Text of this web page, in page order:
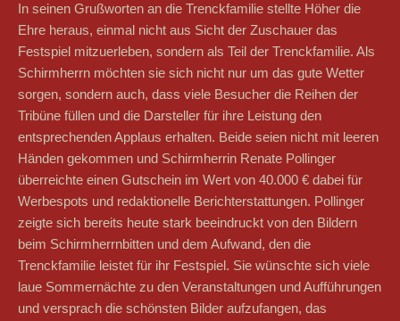
In seinen Grußworten an die Trenckfamilie stellte Höher die
Ehre heraus, einmal nicht aus Sicht der Zuschauer das
Festspiel mitzuerleben, sondern als Teil der Trenckfamilie. Als
Schirmherrn möchten sie sich nicht nur um das gute Wetter
sorgen, sondern auch, dass viele Besucher die Reihen der
Tribüne füllen und die Darsteller für ihre Leistung den
entsprechenden Applaus erhalten. Beide seien nicht mit leeren
Händen gekommen und Schirmherrin Renate Pollinger
überreichte einen Gutschein im Wert von 40.000 € dabei für
Werbespots und redaktionelle Berichterstattungen. Pollinger
zeigte sich bereits heute stark beeindruckt von den Bildern
beim Schirmherrnbitten und dem Aufwand, den die
Trenckfamilie leistet für ihr Festspiel. Sie wünschte sich viele
laue Sommernächte zu den Veranstaltungen und Aufführungen
und versprach die schönsten Bilder aufzufangen, das